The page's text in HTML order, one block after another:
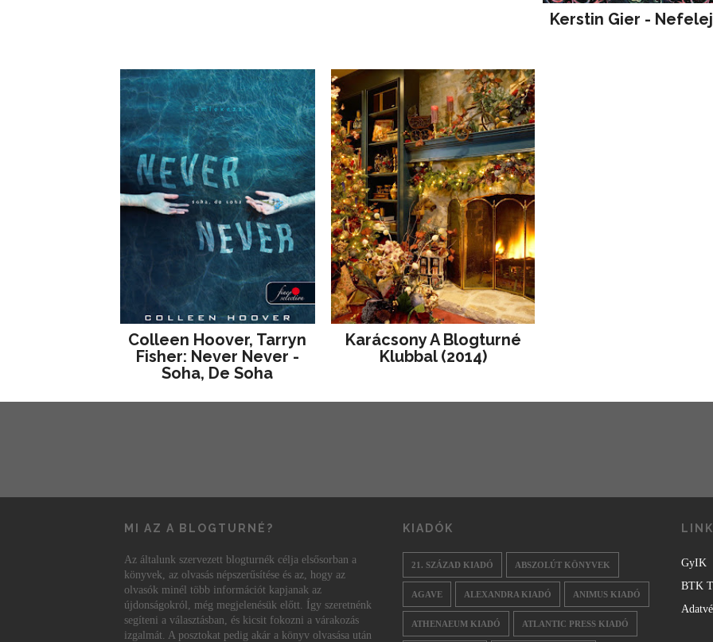
Kerstin Gier -
Colleen Hoover, Tarryn
Fisher: Never Never -
Soha, De Soha
Karácsony A Blogturné
Klubbal (2014)
MI AZ A BLOGTURNÉ?
Az általunk szervezett blogturnék célja elsősorban a
könyvek, az olvasás népszerűsítése és az, hogy az
olvasók minél több információt kapjanak az
újdonságokról, még megjelenésük előtt. Így szeretnénk
segíteni a választásban, és kicsit fokozni a várakozás
izgalmát. A posztokat pedig akár a könyv olvasása után
KIADÓK
21. SZÁZAD KIADÓ ABSZOLÚT KÖNYVEK
AGAVE ALEXANDRA KIADÓ ANIMUS KIADÓ
ATHENAEUM KIADÓ ATLANTIC PRESS KIADÓ
GyIK
BTK